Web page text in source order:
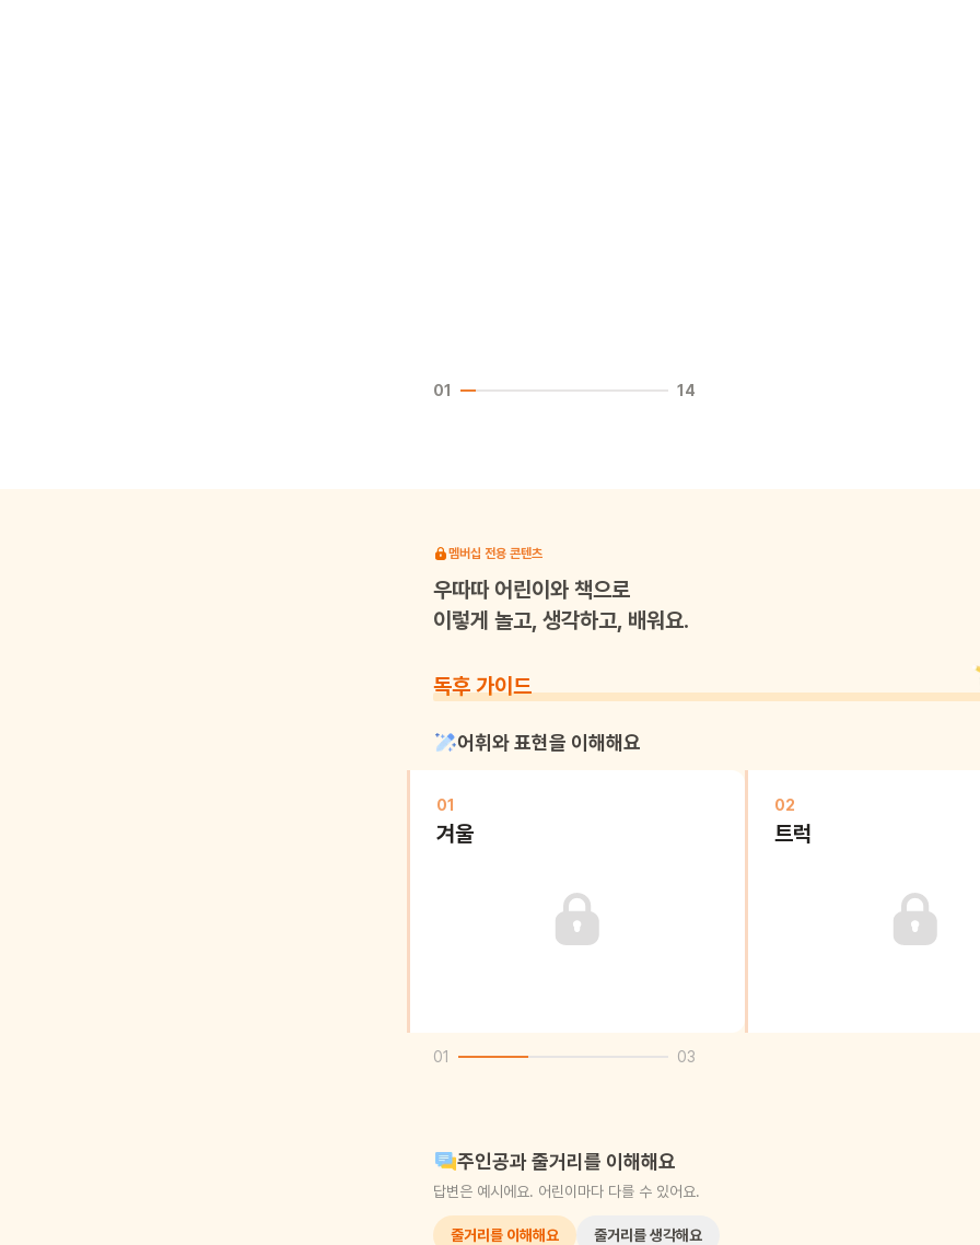
01 14
멤버십 전용 콘텐츠
우따따어린이와 책으로
이렇게 놀고, 생각하고, 배워요.
독후 가이드
어휘와 표현을 이해해요
01
겨울
02
트럭
01 03
주인공과 줄거리를 이해해요
답변은 예시에요. 어린이마다 다를 수 있어요.
줄거리를 이해해요 줄거리를 생각해요